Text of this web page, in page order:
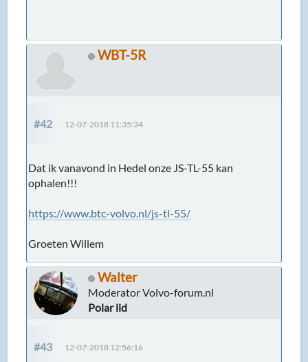
WBT-5R
#42 12-07-2018 11:35:34
Dat ik vanavond in Hedel onze JS-TL-55 kan
ophalen!!!
https://www.btc-volvo.nl/js-tl-55/
Groeten Willem
Walter
Moderator Volvo-forum.nl
Polar lid
#43 12-07-2018 12:56:16